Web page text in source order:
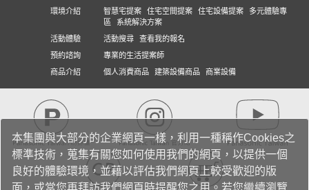
環境介紹
智慧宅提案 住宅空間提案 住宅設備提案
多元體驗專
區
系統解決方案
活動體驗
活動搜尋
查看我的報名
預約諮詢
專業的生活提案師
商品介紹
個人消費商品 建築設備商品 商業設備
本集團與大部分的企業網頁一樣，利用一種稱作Cookies之
標準技術，蒐集有關您如何使用我們的網頁，以提供一個
良好的體驗環境，並藉以評估我們網頁上較受歡迎的版
面，或當您再拜訪我們網頁時提醒您之用。若您繼續瀏覽